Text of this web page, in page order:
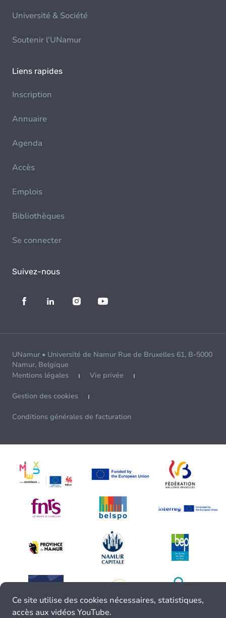
Université & Société
Soutenir l'UNamur
Liens rapides
Inscription
Annuaire
Agenda
Accès
Emplois
Bibliothèques
Se connecter
Suivez-nous
UNamur • Université de Namur Rue de Bruxelles 61, B-5000
Namur, Belgique
Mentions légales
Vie privée
Gestion des cookies
Conditions générales de facturation
Ce site utilise des cookies nécessaires, statistiques,
accès aux vidéos YouTube.